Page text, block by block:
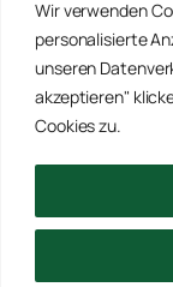
Wir verwenden
personalisierte
unseren
akzeptieren"
Cookies zu.
EMPFOHLENE
WinRei24
Winterdienst
Winterdienst
© 2026